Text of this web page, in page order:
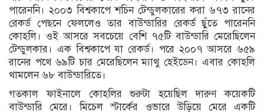
পারেননি। ২০০৩ বিশ্বকাপে শচিন টেন্ডুলকারের করা ৬৭৩ রানের
রেকর্ড পেছনে ফেললেও তার বাউন্ডারির রেকর্ড ছুঁতে পারেননি
কোহলি। ওই আসরে সবচেয়ে বেশি ৭৫টি বাউন্ডারি মেরেছিলেন
টেন্ডুলকার। এক বিশ্বকাপে যা রেকর্ড। পরে ২০০৭ আসরে ৬৫৯
রানের পথে ৬৯টি চার মেরেছিলেন ম্যাথু হেইডেন। এবার কোহলি
থামলেন ৬৮ বাউন্ডারিতে।
গতকাল ফাইনালে কোহলির শুরুটা হয়েছিল দারুণ কয়েকটি
বাউন্ডারি মেরে। মিচেল স্টার্কের ওভারে উড়িয়ে মেরে একটি